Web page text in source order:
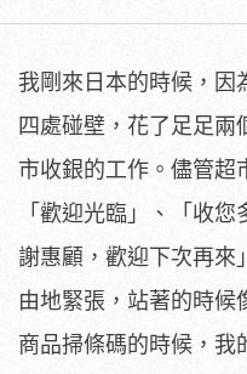
我剛來日本的時候，因
四處碰壁，花了足足兩
市收銀的工作。儘管超
「歡迎光臨」、「收
謝惠顧，歡迎下次再來
由地緊張，站著的時候
商品掃條碼的時候，我